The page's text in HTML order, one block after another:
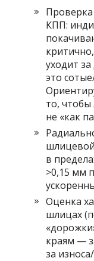
КПП:
уходит
это
то,
не «как
в
>0,15 мм
Оценка
шлицах
краям —
за